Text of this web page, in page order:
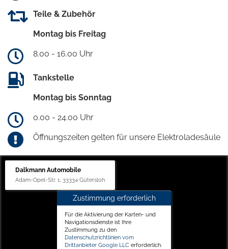
Teile & Zubehör
Montag bis Freitag
8.00 - 16.00 Uhr
Tankstelle
Montag bis Sonntag
0.00 - 24.00 Uhr
Öffnungszeiten gelten für unsere Elektroladesäule
Dalkmann Automobile
Adam-Opel-Str. 1, 33334 Gütersloh
Zustimmung erforderlich
Für die Aktivierung der Karten- und
Navigationsdienste ist Ihre
Zustimmung zu den
Datenschutzrichtlinien vom
Drittanbieter Google LLC erforderlich.